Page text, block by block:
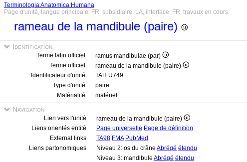
Terminologia Anatomica Humana
Page d'unité, langue principale: FR, subsidiaire: LA, interface: FR, travaux en cours
rameau de la mandibule (paire)
Identification
Terme latin officiel
ramus mandibulae (par)
Terme officiel
rameau de la mandibule (paire)
Identificateur d'unité
TAH:U749
Type d'unité
paire
Matérialité
matériel
Navigation
Lien vers l'unité
rameau de la mandibule (paire)
Liens orientés entité
Page universelle Page de définition
External links
TA98 FMA PubMed
Liens partonomiques
Niveau 2: os du crâne Abrégé étendu
Niveau 3: mandibule Abrégé étendu